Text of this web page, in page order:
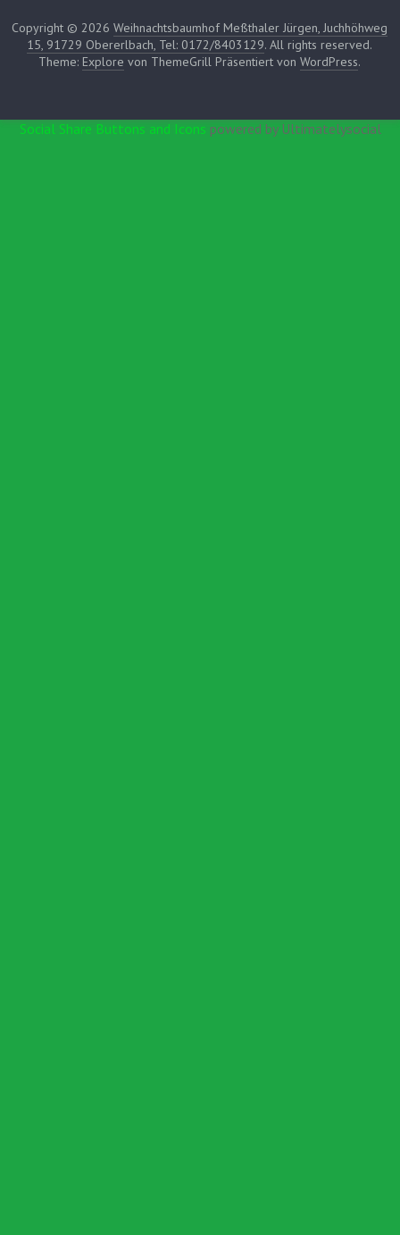
Copyright © 2026Weihnachtsbaumhof Meßthaler Jürgen, Juchhöhweg
15, 91729 Obererlbach, Tel: 0172/8403129. All rights reserved.
Theme: Explore von ThemeGrill Präsentiert vonWordPress.
Social Share Buttons and Icons powered by Ultimatelysocial